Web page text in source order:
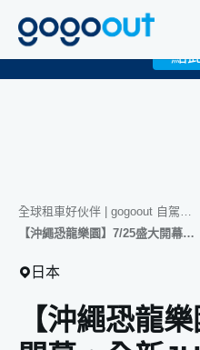
gogoout
全球租車好伙伴 | gogoout 自駕旅遊日誌
【沖繩恐龍樂園】7/25盛大開幕，全新JUNGLIA重點設施、門票資訊搶先看！
日本
【沖繩恐龍
限時下載 gogoout APP
點